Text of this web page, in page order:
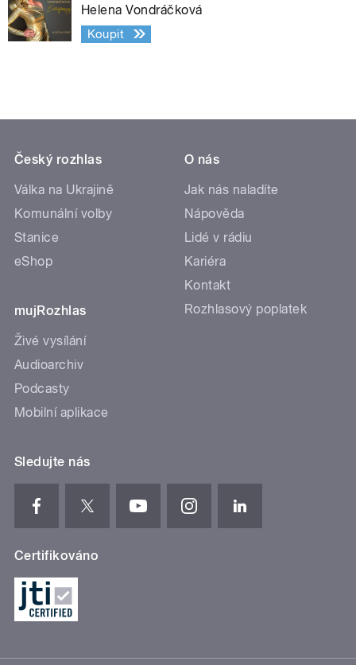
Helena Vondráčková
Koupit
Český rozhlas
Válka na Ukrajině
Komunální volby
Stanice
eShop
mujRozhlas
Živé vysílání
Audioarchiv
Podcasty
Mobilní aplikace
O nás
Jak nás naladíte
Nápověda
Lidé v rádiu
Kariéra
Kontakt
Rozhlasový poplatek
Sledujte nás
Certifikováno